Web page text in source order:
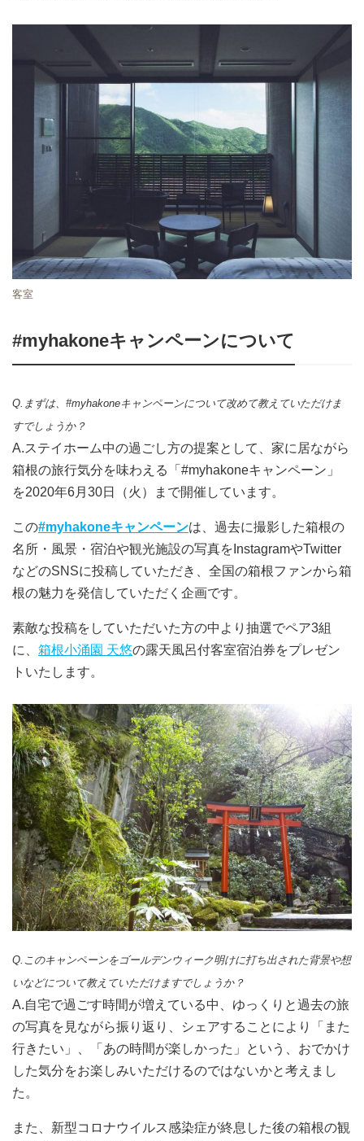
客室
#myhakoneキャンペーンについて
Q.まずは、#myhakoneキャンペーンについて改めて教えていただけま
すでしょうか？
A.ステイホーム中の過ごし方の提案として、家に居ながら
箱根の旅行気分を味わえる「#myhakoneキャンペーン」
を2020年6月30日（火）まで開催しています。
この#myhakoneキャンペーンは、過去に撮影した箱根の
名所・風景・宿泊や観光施設の写真をInstagramやTwitter
などのSNSに投稿していただき、全国の箱根ファンから箱
根の魅力を発信していただく企画です。
素敵な投稿をしていただいた方の中より抽選でペア3組
に、 箱根小涌園 天悠の露天風呂付客室宿泊券をプレゼン
トいたします。
Q.このキャンペーンをゴールデンウィーク明けに打ち出された背景や想
いなどについて教えていただけますでしょうか？
A.自宅で過ごす時間が増えている中、ゆっくりと過去の旅
の写真を見ながら振り返り、シェアすることにより「また
行きたい」、「あの時間が楽しかった」という、おでかけ
した気分をお楽しみいただけるのではないかと考えまし
た。
また、新型コロナウイルス感染症が終息した後の箱根の観